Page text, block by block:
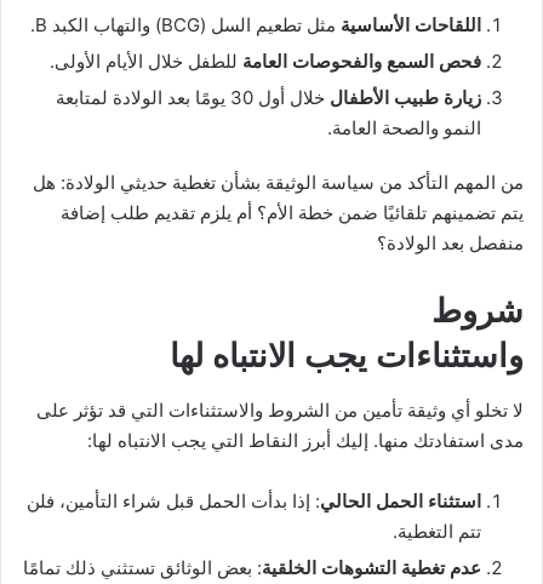
اللقاحات الأساسية مثل تطعيم السل (BCG) والتهاب الكبد B.
فحص السمع والفحوصات العامة للطفل خلال الأيام الأولى.
زيارة طبيب الأطفال
خلال أول 30 يومًا بعد الولادة لمتابعة
النمو والصحة العامة.
من المهم التأكد من سياسة الوثيقة بشأن تغطية حديثي الولادة: هل
يتم تضمينهم تلقائيًا ضمن خطة الأم؟ أم يلزم تقديم طلب إضافة
منفصل بعد الولادة؟
شروط
واستثناءات يجب الانتباه لها
لا تخلو أي وثيقة تأمين من الشروط والاستثناءات التي قد تؤثر على
مدى استفادتك منها. إليك أبرز النقاط التي يجب الانتباه لها:
استثناء الحمل الحالي: إذا بدأت الحمل قبل شراء التأمين، فلن
تتم التغطية.
عدم تغطية التشوهات الخلقية: بعض الوثائق تستثني ذلك تمامًا